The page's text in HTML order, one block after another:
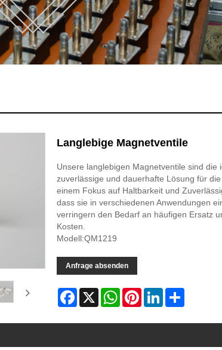
Langlebige Magnetventile
Unsere langlebigen Magnetventile sind die
zuverlässige und dauerhafte Lösung für
einem Fokus auf Haltbarkeit und
dass sie in verschiedenen Anwendungen
verringern den Bedarf an häufigen Ersatz
Kosten.
Modell:QM1219
Anfrage absenden
Facebook
X WhatsAppPinterestLinkedInShare